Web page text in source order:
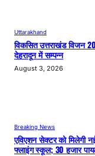
Uttarakhand
विकसित उत्तराखंड विजन
देहरादून में सम्पन्न
August 3, 2026
Breaking News
एविएशन सेक्टर को मिलेगी
फ्लाइंग स्कूल; 30 हजार